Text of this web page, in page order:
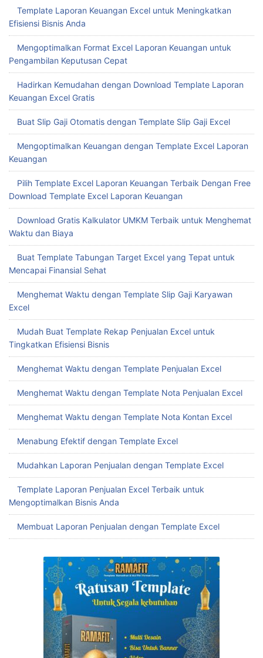
Template Laporan Keuangan Excel untuk Meningkatkan
Efisiensi Bisnis Anda
Mengoptimalkan Format Excel Laporan Keuangan untuk
Pengambilan Keputusan Cepat
Hadirkan Kemudahan dengan Download Template Laporan
Keuangan Excel Gratis
Buat Slip Gaji Otomatis dengan Template Slip Gaji Excel
Mengoptimalkan Keuangan dengan Template Excel Laporan
Keuangan
Pilih Template Excel Laporan Keuangan Terbaik Dengan Free
Download Template Excel Laporan Keuangan
Download Gratis Kalkulator UMKM Terbaik untuk Menghemat
Waktu dan Biaya
Buat Template Tabungan Target Excel yang Tepat untuk
Mencapai Finansial Sehat
Menghemat Waktu dengan Template Slip Gaji Karyawan
Excel
Mudah Buat Template Rekap Penjualan Excel untuk
Tingkatkan Efisiensi Bisnis
Menghemat Waktu dengan Template Penjualan Excel
Menghemat Waktu dengan Template Nota Penjualan Excel
Menghemat Waktu dengan Template Nota Kontan Excel
Menabung Efektif dengan Template Excel
Mudahkan Laporan Penjualan dengan Template Excel
Template Laporan Penjualan Excel Terbaik untuk
Mengoptimalkan Bisnis Anda
Membuat Laporan Penjualan dengan Template Excel